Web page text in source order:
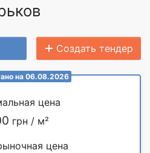
Создать тендер
на 06.08.2026
цена
грн / м²
цена